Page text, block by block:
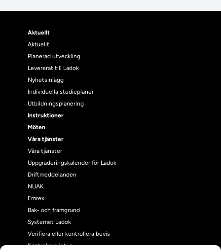
Aktuellt
Aktuellt
Planerad utveckling
Levererat till Ladok
Nyhetsinlägg
Individuella studieplaner
Utbildningsplanering
Instruktioner
Möten
Våra tjänster
Våra tjänster
Uppgraderingskalender för Ladok
Driftmeddelanden
NUAK
Emrex
Bak- och framgrund
Systemet Ladok
Verifiera eller kontrollera bevis
Kontrollera intyg